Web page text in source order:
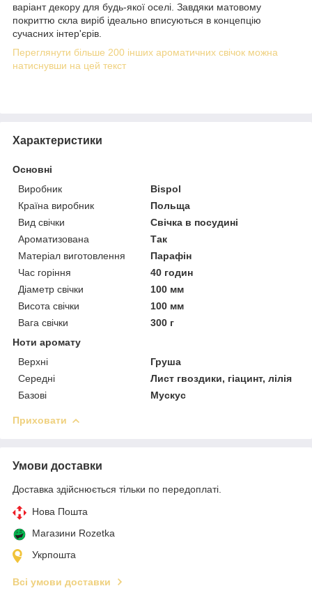
варіант декору для будь-якої оселі. Завдяки матовому
покриттю скла виріб ідеально вписуються в концепцію
сучасних інтер'єрів.
Переглянути більше 200 інших ароматичних свічок можна
натиснувши на цей текст
Характеристики
Основні
Виробник
Bispol
Країна виробник
Польща
Вид свічки
Свічка в посудині
Ароматизована
Так
Матеріал виготовлення
Парафін
Час горіння
40 годин
Діаметр свічки
100 мм
Висота свічки
100 мм
Вага свічки
300 г
Ноти аромату
Верхні
Груша
Середні
Лист гвоздики, гіацинт, лілія
Базові
Мускус
Приховати
Умови доставки
Доставка здійснюється тільки по передоплаті.
Нова Пошта
Магазини Rozetka
Укрпошта
Всі умови доставки